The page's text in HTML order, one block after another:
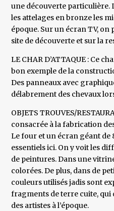
une découverte particulière.
les attelages en bronze les
époque. Sur un écran TV, on
site de découverte et sur la
LE CHAR D’ATTAQUE : Ce
bon exemple de la
Des panneaux avec
délabrement des chevaux
OBJETS TROUVES/
consacrée à la fabrication
Le four et un écran géant de
essentiels ici. On y voit les
de peintures. Dans une
colorées. De plus, dans de
couleurs utilisés jadis sont
fragments de terre cuite,
des artistes à l’époque.